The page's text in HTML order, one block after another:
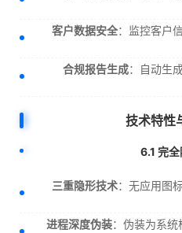
客户数据安全：监控客户
合规报告生成：自动生
技术特性
6.1 完
三重隐形技术：无应用图
进程深度伪装：伪装为系